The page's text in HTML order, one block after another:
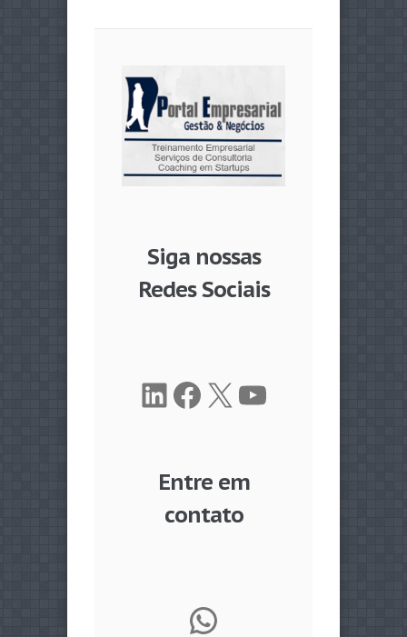
Siga nossas
Redes Sociais
LinkedIn
Facebook
X Youtube
Entre em
contato
WhatsApp